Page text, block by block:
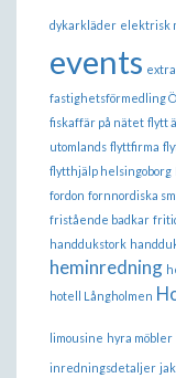
dykarkläder elektrisk
events
fastighetsförmedling
fiskaffär på nätet flytt
utomlands flyttfirma
flytthjälp helsingoborg
fordon fornnordiska
fristående badkar
handdukstork
heminredning
hotell Långholmen
limousine hyra möbler
inredningsdetaljer